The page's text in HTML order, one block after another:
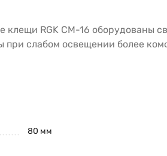
клещи RGK CM-16 оборудованы
при слабом освещении более
80 мм